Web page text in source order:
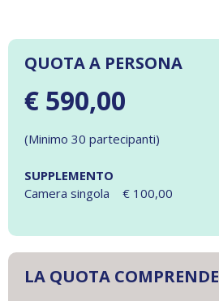
QUOTA A PERSONA
€ 590,00
(Minimo 30 partecipanti)
SUPPLEMENTO
Camera singola € 100,00
LA QUOTA COMPRENDE